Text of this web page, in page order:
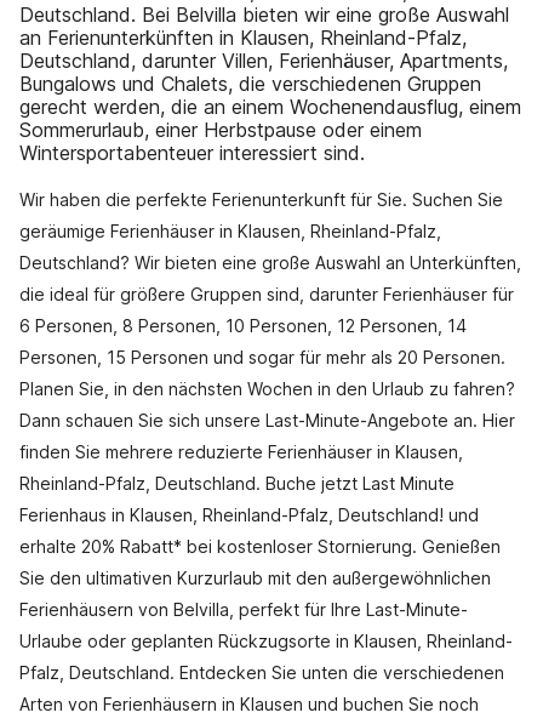
Deutschland. Bei Belvilla bieten wir eine große Auswahl
an Ferienunterkünften in Klausen, Rheinland-Pfalz,
Deutschland, darunter Villen, Ferienhäuser, Apartments,
Bungalows und Chalets, die verschiedenen Gruppen
gerecht werden, die an einem Wochenendausflug, einem
Sommerurlaub, einer Herbstpause oder einem
Wintersportabenteuer interessiert sind.
Wir haben die perfekte Ferienunterkunft für Sie. Suchen Sie
geräumige Ferienhäuser in Klausen, Rheinland-Pfalz,
Deutschland? Wir bieten eine große Auswahl an Unterkünften,
die ideal für größere Gruppen sind, darunter Ferienhäuser für
6 Personen, 8 Personen, 10 Personen, 12 Personen, 14
Personen, 15 Personen und sogar für mehr als 20 Personen.
Planen Sie, in den nächsten Wochen in den Urlaub zu fahren?
Dann schauen Sie sich unsere Last-Minute-Angebote an. Hier
finden Sie mehrere reduzierte Ferienhäuser in Klausen,
Rheinland-Pfalz, Deutschland. Buche jetzt Last Minute
Ferienhaus in Klausen, Rheinland-Pfalz, Deutschland! und
erhalte 20% Rabatt* bei kostenloser Stornierung. Genießen
Sie den ultimativen Kurzurlaub mit den außergewöhnlichen
Ferienhäusern von Belvilla, perfekt für Ihre Last-Minute-
Urlaube oder geplanten Rückzugsorte in Klausen, Rheinland-
Pfalz, Deutschland. Entdecken Sie unten die verschiedenen
Arten von Ferienhäusern in Klausen und buchen Sie noch